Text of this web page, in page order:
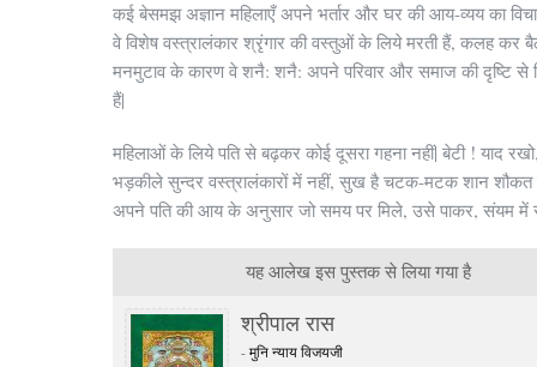
कई बेसमझ अज्ञान महिलाएँ अपने भर्तार और घर की आय-व्यय का
वे विशेष वस्त्रालंकार श्रृंगार की वस्तुओं के लिये मरती हैं, कलह कर
मनमुटाव के कारण वे शनै: शनै: अपने परिवार और समाज की दृष्टि से
हैं|
महिलाओं के लिये पति से बढ़कर कोई दूसरा गहना नहीं| बेटी ! याद
भड़कीले सुन्दर वस्त्रालंकारों में नहीं, सुख है चटक-मटक शान
अपने पति की आय के अनुसार जो समय पर मिले, उसे पाकर, संयम में
यह आलेख इस पुस्तक से लिया गया है
श्रीपाल रास
-मुनि न्याय विजयजी